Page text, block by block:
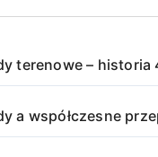
terenowe – historia
a współczesne